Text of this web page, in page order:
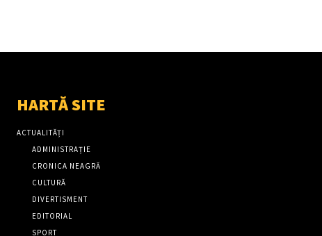
HARTĂ SITE
ACTUALITĂȚI
ADMINISTRAȚIE
CRONICA NEAGRĂ
CULTURĂ
DIVERTISMENT
EDITORIAL
SPORT